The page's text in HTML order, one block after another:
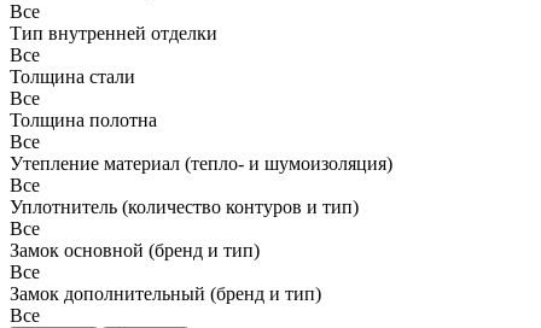
Все
Тип внутренней отделки
Все
Толщина стали
Все
Толщина полотна
Все
Утепление материал (тепло- и шумоизоляция)
Все
Уплотнитель (количество контуров и тип)
Все
Замок основной (бренд и тип)
Все
Замок дополнительный (бренд и тип)
Все